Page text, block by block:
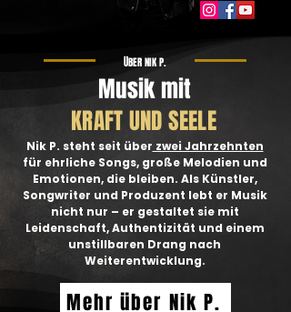
ÜBER NIK P.
Musik mit
KRAFT UND SEELE
Nik P. steht seit über zwei Jahrzehnten
für ehrliche Songs, große Melodien und
Emotionen, die bleiben. Als Künstler,
Songwriter und Produzent lebt er Musik
nicht nur – er gestaltet sie mit
Leidenschaft, Authentizität und einem
unstillbaren Drang nach
Weiterentwicklung.
Mehr über Nik P.